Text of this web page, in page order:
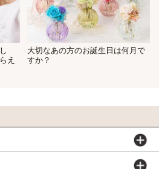
え
大切なあの方のお誕生日は何月で
すか？